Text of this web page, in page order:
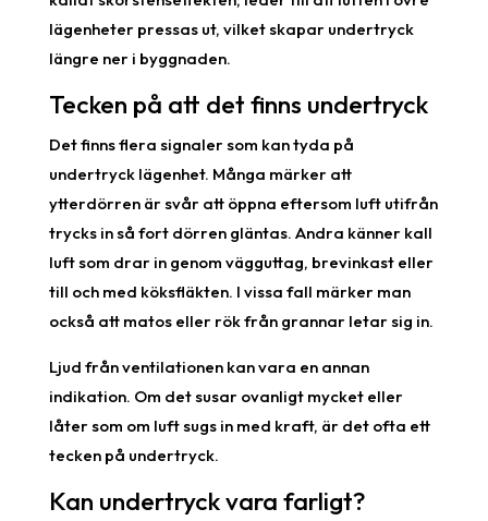
lägenheter pressas ut, vilket skapar undertryck
längre ner i byggnaden.
Tecken på att det finns undertryck
Det finns flera signaler som kan tyda på
undertryck lägenhet. Många märker att
ytterdörren är svår att öppna eftersom luft utifrån
trycks in så fort dörren gläntas. Andra känner kall
luft som drar in genom vägguttag, brevinkast eller
till och med köksfläkten. I vissa fall märker man
också att matos eller rök från grannar letar sig in.
Ljud från ventilationen kan vara en annan
indikation. Om det susar ovanligt mycket eller
låter som om luft sugs in med kraft, är det ofta ett
tecken på undertryck.
Kan undertryck vara farligt?